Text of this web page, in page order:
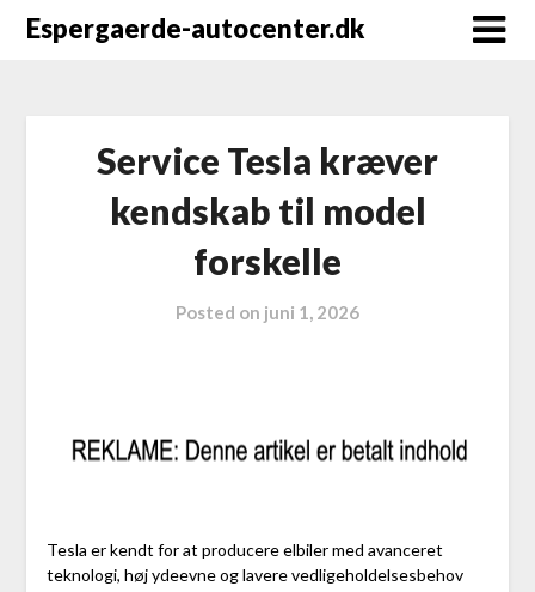
Espergaerde-autocenter.dk
Service Tesla kræver
kendskab til model
forskelle
Posted on juni 1, 2026
Tesla er kendt for at producere elbiler med avanceret
teknologi, høj ydeevne og lavere vedligeholdelsesbehov